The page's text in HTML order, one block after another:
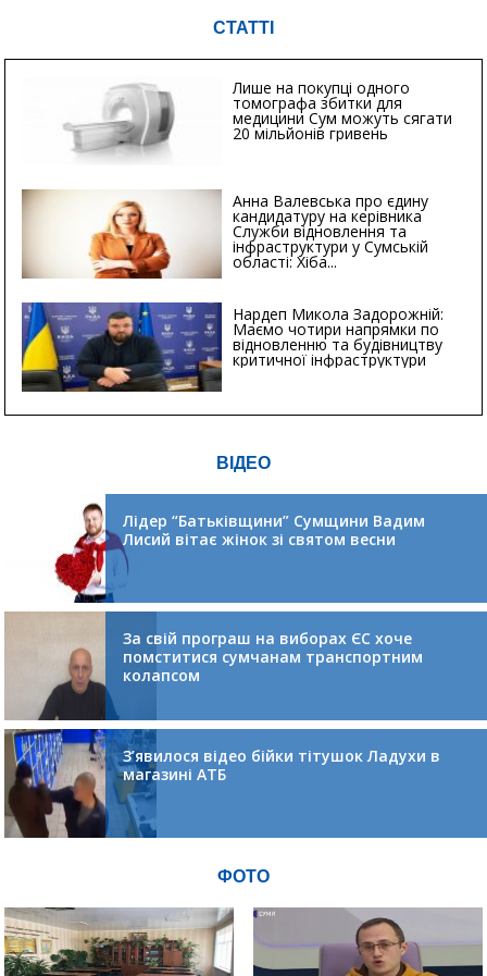
СТАТТІ
Лише на покупці одного
томографа збитки для
медицини Сум можуть сягати
20 мільйонів гривень
Анна Валевська про єдину
кандидатуру на керівника
Служби відновлення та
інфраструктури у Сумській
області: Хіба...
Нардеп Микола Задорожній:
Маємо чотири напрямки по
відновленню та будівництву
критичної інфраструктури
ВІДЕО
Лідер “Батьківщини” Сумщини Вадим
Лисий вітає жінок зі святом весни
За свій програш на виборах ЄС хоче
помститися сумчанам транспортним
колапсом
З’явилося відео бійки тітушок Ладухи в
магазині АТБ
ФОТО